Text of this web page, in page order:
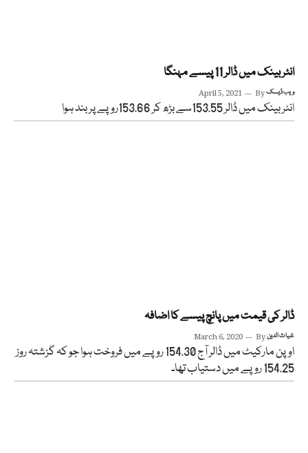
انٹر بینک میں ڈالر 11 پیسے مہنگا
April 5, 2021 Byویب ڈیسک
انٹر بینک میں ڈالر 153.55سے بڑھ کر 153.66روپے پر بند ہوا
ڈالر کی قیمت میں پانچ پیسے کا اضافہ
March 6, 2020 Byغیاث الدین
اوپن مارکیٹ میں ڈالر آج 154.30 روپے میں فروخت ہوا جو کہ گزشتہ روز
154.25 روپے میں دستیاب تھا۔